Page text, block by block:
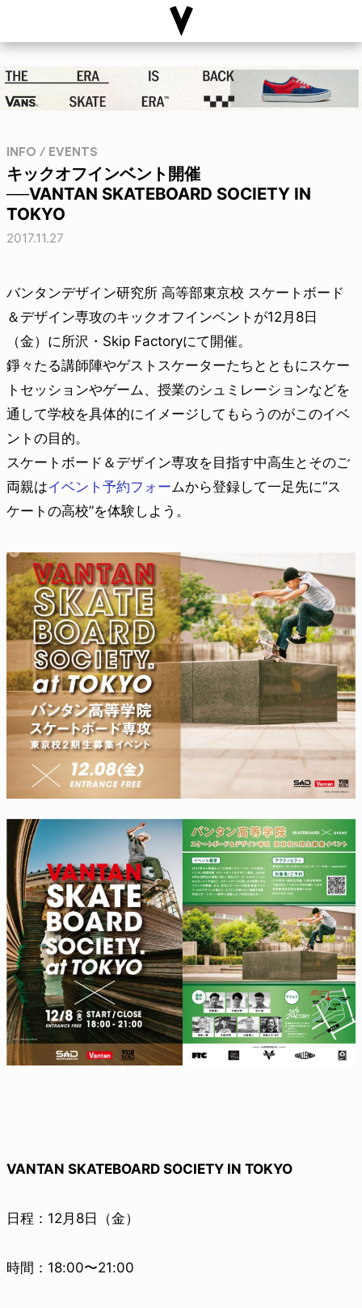
INFO / EVENTS
キックオフインベント開催
──VANTAN SKATEBOARD SOCIETY IN
TOKYO
2017.11.27
バンタンデザイン研究所 高等部東京校 スケートボード
＆デザイン専攻のキックオフインベントが12月8日
（金）に所沢・Skip Factoryにて開催。
錚々たる講師陣やゲストスケーターたちとともにスケー
トセッションやゲーム、授業のシュミレーションなどを
通して学校を具体的にイメージしてもらうのがこのイベ
ントの目的。
スケートボード＆デザイン専攻を目指す中高生とそのご
両親はイベント予約フォー ムから登録して一足先に“ス
ケートの高校”を体験しよう。
VANTAN SKATEBOARD SOCIETY IN TOKYO
日程：12月8日（金）
時間：18:00〜21:00